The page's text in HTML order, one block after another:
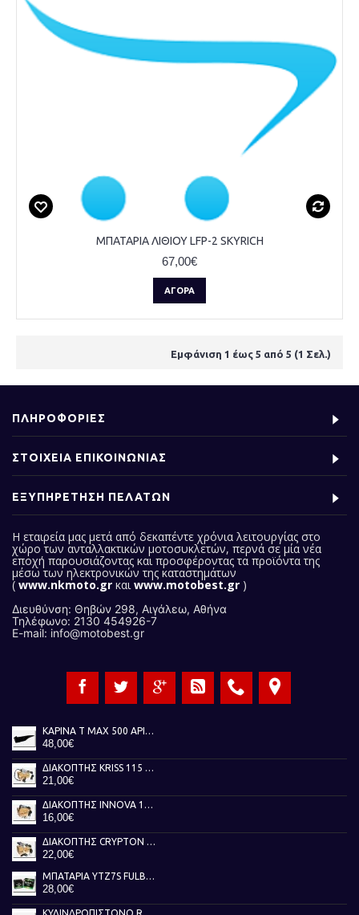
ΜΠΑΤΑΡΙΑ ΛΙΘΙΟΥ LFP-2 SKYRICH
67,00€
ΑΓΟΡΆ
Εμφάνιση 1 έως 5 από 5 (1 Σελ.)
ΠΛΗΡΟΦΟΡΙΕΣ
ΣΤΟΙΧΕΙΑ ΕΠΙΚΟΙΝΩΝΙΑΣ
ΕΞΥΠΗΡΕΤΗΣΗ ΠΕΛΑΤΩΝ
Η εταιρεία μας μετά από δεκαπέντε χρόνια λειτουργίας στο
χώρο των ανταλλακτικών μοτοσυκλετών, περνά σε μία νέα
εποχή παρουσιάζοντας και προσφέροντας τα προϊόντα της
μέσω των ηλεκτρονικών της καταστημάτων
( www.nkmoto.gr και www.motobest.gr )
Διευθύνση: Θηβών 298, Αιγάλεω, Αθήνα
Τηλέφωνο: 2130 454926-7
E-mail: info@motobest.gr
ΚΑΡΙΝΑ T MAX 500 ΑΡΙΣΤΕΡΗ ΜΑΥΡΗ 01-07
48,00€
ΔΙΑΚΟΠΤΗΣ KRISS 115 TOBAKI
21,00€
ΔΙΑΚΟΠΤΗΣ INNOVA 125 TOBAKI
16,00€
ΔΙΑΚΟΠΤΗΣ CRYPTON X 135 TOBAKI
22,00€
ΜΠΑΤΑΡΙΑ YTZ7S FULBAT
28,00€